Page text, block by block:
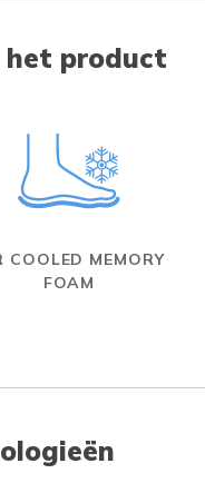
het product
COOLED MEMORY
FOAM